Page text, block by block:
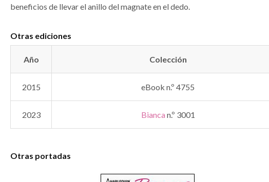
beneficios de llevar el anillo del magnate en el dedo.
Otras ediciones
Año Colección
2015 eBook n.º 4755
2023 Bianca n.º 3001
Otras portadas